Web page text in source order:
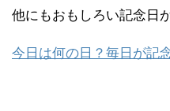
他にもおもしろい記念日
今日は何の日？毎日が記